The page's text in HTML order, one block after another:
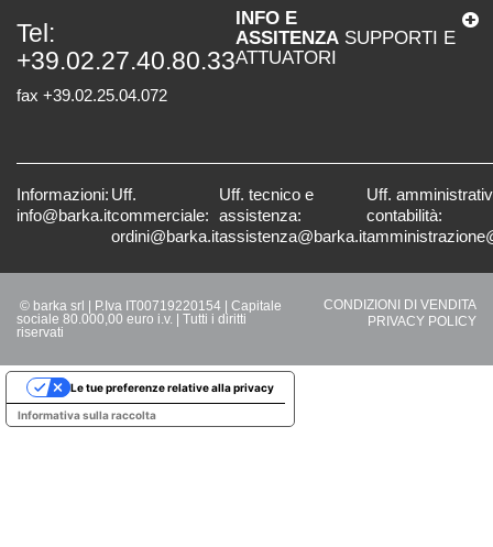
Tel:
+39.02.27.40.80.33
fax +39.02.25.04.072
INFO E
ASSITENZA SUPPORTI E
ATTUATORI
Informazioni:
info@barka.it
Uff.
commerciale:
ordini@barka.it
Uff. tecnico e
assistenza:
assistenza@barka.it
Uff.
contabilità:
© barka srl | P.Iva IT00719220154 | Capitale
sociale 80.000,00 euro i.v. | Tutti i diritti
riservati
CONDIZIONI DI VENDITA
PRIVACY POLICY
Informativa sulla raccolta
Le tue preferenze relative alla privacy